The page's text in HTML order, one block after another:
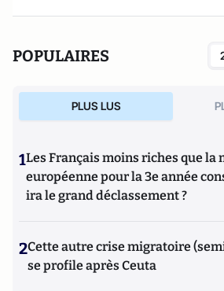
POPULAIRES
PLUS LUS
1Les Français moins riches que la
européenne pour la 3e année
ira le grand déclassement ?
2Cette autre crise migratoire
se profile après Ceuta